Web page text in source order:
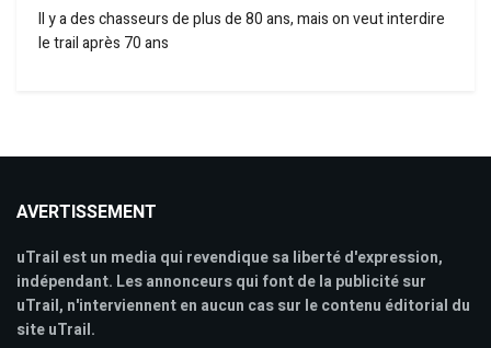
Il y a des chasseurs de plus de 80 ans, mais on veut interdire
le trail après 70 ans
AVERTISSEMENT
uTrail est un media qui revendique sa liberté d'expression,
indépendant. Les annonceurs qui font de la publicité sur
uTrail, n'interviennent en aucun cas sur le contenu éditorial du
site uTrail.